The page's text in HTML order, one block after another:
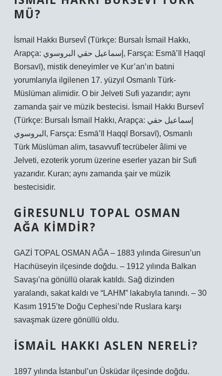
MÜ?
İsmail Hakkı Bursevî (Türkçe: Bursalı İsmail Hakkı,
Arapça: إسماعيل حقي البروسوي, Farsça: Esmā’īl Ḥaqqī
Borsavī), mistik deneyimler ve Kur’an’ın batıni
yorumlarıyla ilgilenen 17. yüzyıl Osmanlı Türk-
Müslüman alimidir. O bir Jelveti Sufi yazarıdır; aynı
zamanda şair ve müzik bestecisi. İsmail Hakkı Bursevî
(Türkçe: Bursalı İsmail Hakkı, Arapça: إسماعيل حقي
البروسوي, Farsça: Esmā’īl Ḥaqqī Borsavī), Osmanlı
Türk Müslüman alim, tasavvufî tecrübeler âlimi ve
Jelveti, ezoterik yorum üzerine eserler yazan bir Sufi
yazarıdır. Kuran; aynı zamanda şair ve müzik
bestecisidir.
GIRESUNLU TOPAL OSMAN
AĞA KIMDIR?
GAZİ TOPAL OSMAN AĞA – 1883 yılında Giresun’un
Hacıhüseyin ilçesinde doğdu. – 1912 yılında Balkan
Savaşı’na gönüllü olarak katıldı. Sağ dizinden
yaralandı, sakat kaldı ve “LAHM” lakabıyla tanındı. – 30
Kasım 1915’te Doğu Cephesi’nde Ruslara karşı
savaşmak üzere gönüllü oldu.
İSMAIL HAKKI ASLEN NERELI?
1897 yılında İstanbul’un Üsküdar ilçesinde doğdu.